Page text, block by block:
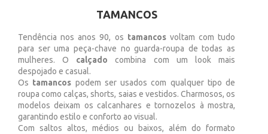
TAMANCOS
Tendência nos anos 90, os tamancosvoltam com tudo
para ser uma peça-chave no guarda-roupa de todas as
mulheres. O calçado combina com um look mais
despojado e casual.
Os tamancos podem ser usados com qualquer tipo de
roupa como calças, shorts, saias e vestidos. Charmosos, os
modelos deixam os calcanhares e tornozelos à mostra,
garantindo estilo e conforto ao visual.
Com saltos altos, médios ou baixos, além do formato